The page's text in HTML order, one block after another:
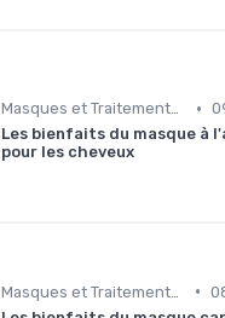
Masques et Traitements en Profondeur •
Les bienfaits du masque à
pour les cheveux
•